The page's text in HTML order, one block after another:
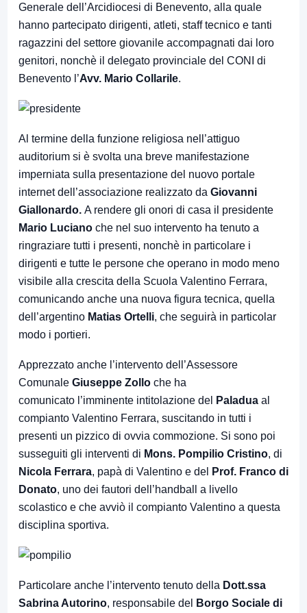
Generale dell’Arcidiocesi di Benevento, alla quale
hanno partecipato dirigenti, atleti, staff tecnico e tanti
ragazzini del settore giovanile accompagnati dai loro
genitori, nonchè il delegato provinciale del CONI di
Benevento l’Avv. Mario Collarile.
Al termine della funzione religiosa nell’attiguo
auditorium si è svolta una breve manifestazione
imperniata sulla presentazione del nuovo portale
internet dell’associazione realizzato da Giovanni
Giallonardo. A rendere gli onori di casa il presidente
Mario Luciano che nel suo intervento ha tenuto a
ringraziare tutti i presenti, nonchè in particolare i
dirigenti e tutte le persone che operano in modo meno
visibile alla crescita della Scuola Valentino Ferrara,
comunicando anche una nuova figura tecnica, quella
dell’argentino Matias Ortelli, che seguirà in particolar
modo i portieri.
Apprezzato anche l’intervento dell’Assessore
Comunale Giuseppe Zollo che ha
comunicato l’imminente intitolazione del
Paladua al
compianto Valentino Ferrara, suscitando in tutti i
presenti un pizzico di ovvia commozione. Si sono poi
susseguiti gli interventi di Mons. Pompilio Cristino, di
Nicola Ferrara, papà di Valentino e del
Prof. Franco di
Donato, uno dei fautori dell’handball a livello
scolastico e che avviò il compianto Valentino a questa
disciplina sportiva.
Particolare anche l’intervento tenuto della Dott.ssa
Sabrina Autorino, responsabile del
Borgo Sociale di